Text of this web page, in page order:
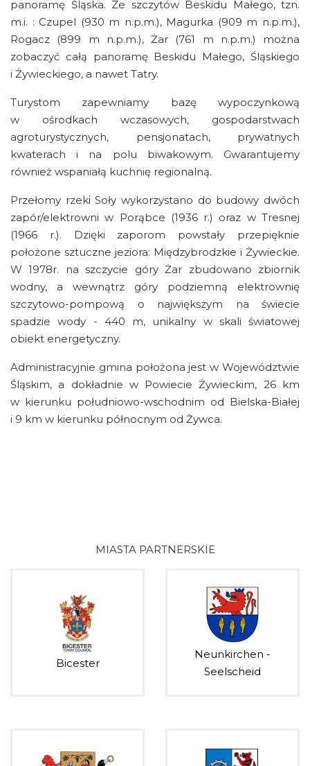
panoramę Śląska. Ze szczytów Beskidu Małego, tzn.
m.i. : Czupel (930 m n.p.m.), Magurka (909 m n.p.m.),
Rogacz (899 m n.p.m.), Żar (761 m n.p.m.) można
zobaczyć całą panoramę Beskidu Małego, Śląskiego
i Żywieckiego, a nawet Tatry.
Turystom zapewniamy bazę wypoczynkową
w ośrodkach wczasowych, gospodarstwach
agroturystycznych, pensjonatach, prywatnych
kwaterach i na polu biwakowym. Gwarantujemy
również wspaniałą kuchnię regionalną.
Przełomy rzeki Soły wykorzystano do budowy dwóch
zapór/elektrowni w Porąbce (1936 r.) oraz w Tresnej
(1966 r.). Dzięki zaporom powstały przepięknie
położone sztuczne jeziora: Międzybrodzkie i Żywieckie.
W 1978r. na szczycie góry Żar zbudowano zbiornik
wodny, a wewnątrz góry podziemną elektrownię
szczytowo-pompową o największym na świecie
spadzie wody - 440 m, unikalny w skali światowej
obiekt energetyczny.
Administracyjnie gmina położona jest w Województwie
Śląskim, a dokładnie w Powiecie Żywieckim, 26 km
w kierunku południowo-wschodnim od Bielska-Białej
i 9 km w kierunku północnym od Żywca.
MIASTA PARTNERSKIE
Bicester
Neunkirchen -
Seelscheid